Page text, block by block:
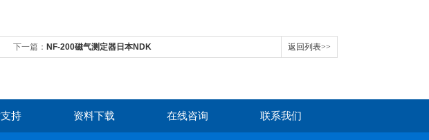
下一篇： NF-200磁气测定器日本NDK 返回列表>>
持 资料下载 在线咨询 联系我们